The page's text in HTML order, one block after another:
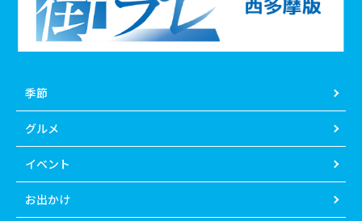
季節
グルメ
イベント
お出かけ